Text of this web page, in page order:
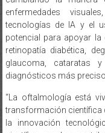
enfermedades
tecnologías de IA y el
potencial para apoyar
retinopatía diabética,
glaucoma, cataratas
diagnósticos más
“La oftalmología está
transformación científica
la innovación